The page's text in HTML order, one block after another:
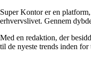
Super Kontor er en
erhvervslivet. Gennem
Med en redaktion, der
til de nyeste trends inden